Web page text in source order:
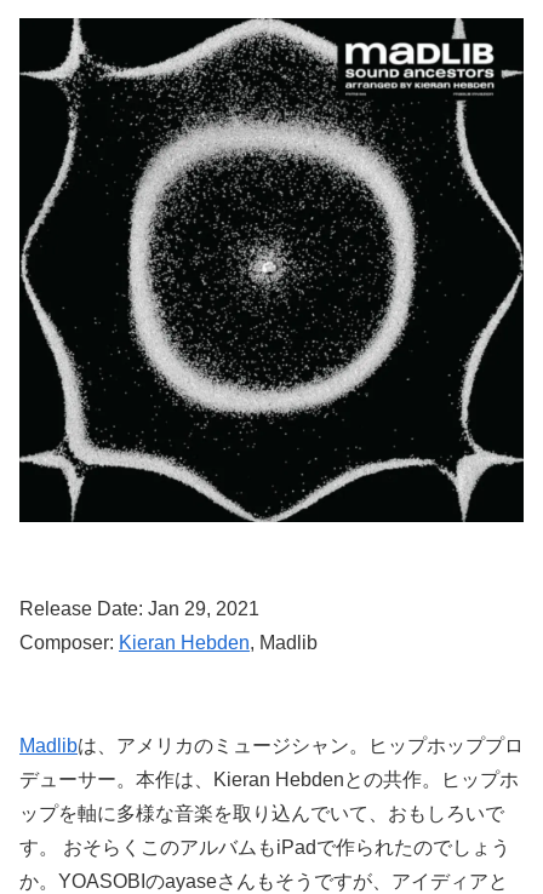
Release Date: Jan 29, 2021
Composer: Kieran Hebden, Madlib
Madlibは、アメリカのミュージシャン。ヒップホッププロ
デューサー。本作は、Kieran Hebdenとの共作。ヒップホ
ップを軸に多様な音楽を取り込んでいて、おもしろいで
す。 おそらくこのアルバムもiPadで作られたのでしょう
か。YOASOBIのayaseさんもそうですが、アイディアと